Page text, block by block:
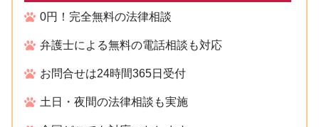
0円！完全無料の法律相談
弁護士による無料の電話相談も対応
お問合せは24時間365日受付
土日・夜間の法律相談も実施